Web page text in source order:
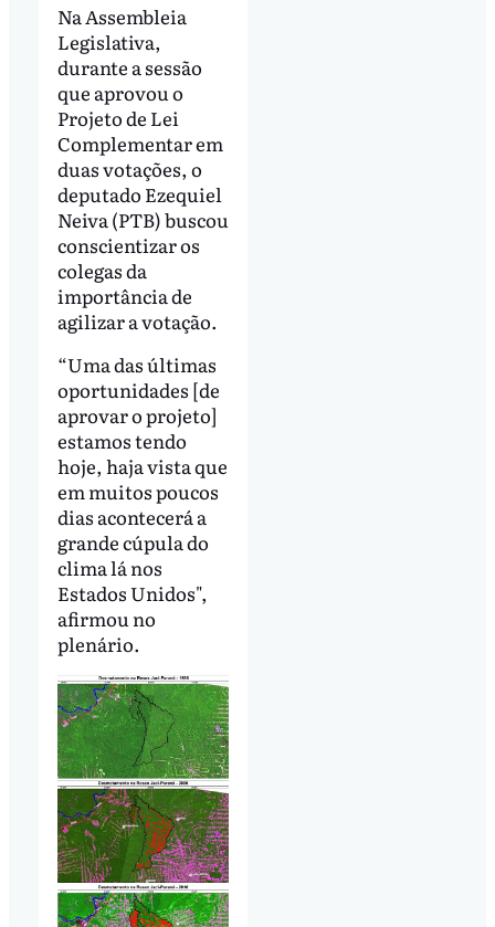
Na Assembleia
Legislativa,
durante a sessão
que aprovou o
Projeto de Lei
Complementar em
duas votações, o
deputado Ezequiel
Neiva (PTB) buscou
conscientizar os
colegas da
importância de
agilizar a votação.
“Uma das últimas
oportunidades [de
aprovar o projeto]
estamos tendo
hoje, haja vista que
em muitos poucos
dias acontecerá a
grande cúpula do
clima lá nos
Estados Unidos",
afirmou no
plenário.